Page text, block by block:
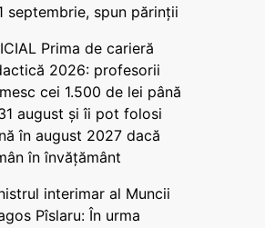
septembrie, spun părinții
Prima de carieră
2026: profesorii
cei 1.500 de lei până
august și îi pot folosi
în august 2027 dacă
în învățământ
interimar al Muncii
Pîslaru: În urma